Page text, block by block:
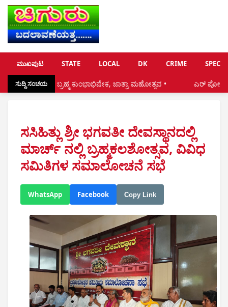
ಮುಖಪುಟ STATE LOCAL DK CRIME
ಸುದ್ದಿ ಸಂಚಯ
ಕುಂಭಾಭಿಷೇಕ, ಜಾತ್ರಾ ಮಹೋತ್ಸವ • ಎರ್ ಪೋರ್ಟ್ ನಿಂದ ಸ್ಥಳೀಯರ
ಸಸಿಹಿತ್ಲು ಶ್ರೀ ಭಗವತೀ ದೇವಸ್ಥಾನದಲ್ಲಿ
ಮಾರ್ಚ್ ನಲ್ಲಿ ಬ್ರಹ್ಮಕಲಶೋತ್ಸವ, ವಿವಿಧ
ಸಮಿತಿಗಳ ಸಮಾಲೋಚನೆ ಸಭೆ
WhatsApp Facebook Copy Link